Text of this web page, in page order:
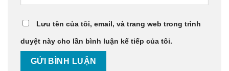
Lưu tên của tôi, email, và trang web trong trình
duyệt này cho lần bình luận kế tiếp của tôi.